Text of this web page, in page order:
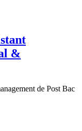
&
de Post Bac